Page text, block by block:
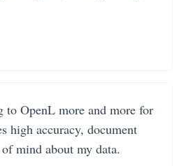
OpenL more and more for
high accuracy, document
mind about my data.